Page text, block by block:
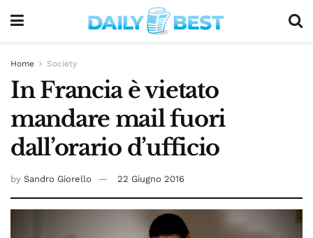
Home Society
In Francia è vietato
mandare mail fuori
dall’orario d’ufficio
by Sandro Giorello 22 Giugno 2016